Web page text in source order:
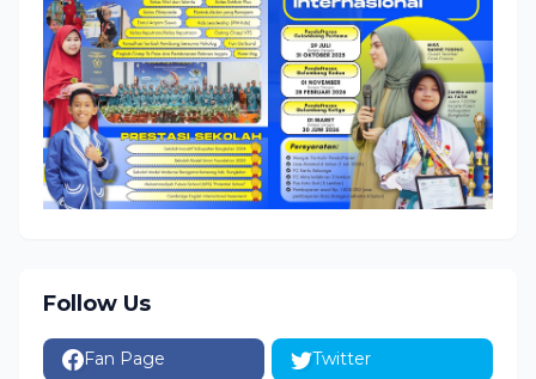
Follow Us
Fan Page Twitter